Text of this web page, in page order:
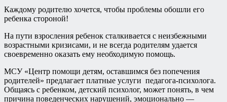
Каждому родителю хочется, чтобы проблемы обошли его
ребенка стороной!
На пути взросления ребенок сталкивается с неизбежными
возрастными кризисами, и не всегда родителям удается
своевременно оказать ему необходимую помощь.
МСУ «Центр помощи детям, оставшимся без попечения
родителей» предлагает платные услуги педагога-психолога.
Общаясь с ребенком, детский психолог, может понять, в чем
причина поведенческих нарушений, эмоционально —